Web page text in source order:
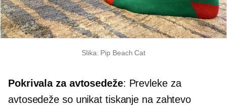
Slika: Pip Beach Cat
Pokrivala za avtosedeže: Prevleke za
avtosedeže so unikat tiskanje na zahtevo